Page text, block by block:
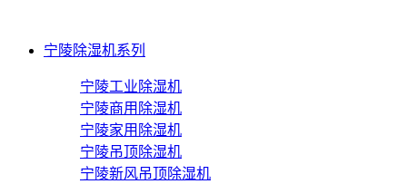
宁陵除湿机系列
宁陵工业除湿机
宁陵商用除湿机
宁陵家用除湿机
宁陵吊顶除湿机
宁陵新风吊顶除湿机